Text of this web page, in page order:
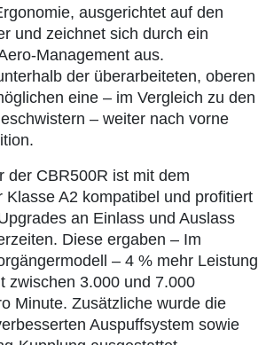
ausgerichtet auf den
und zeichnet sich durch ein
Management aus.
der überarbeiteten, oberen
eine – im Vergleich zu den
– weiter nach vorne
der CBR500R ist mit dem
Klasse A2 kompatibel und profitiert
an Einlass und Auslass
Diese ergaben – Im
– 4 % mehr Leistung
zwischen 3.000 und 7.000
Minute. Zusätzliche wurde die
Auspuffsystem sowie